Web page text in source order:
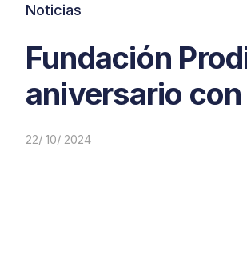
Noticias
Fundación
aniversario
22/ 10/ 2024